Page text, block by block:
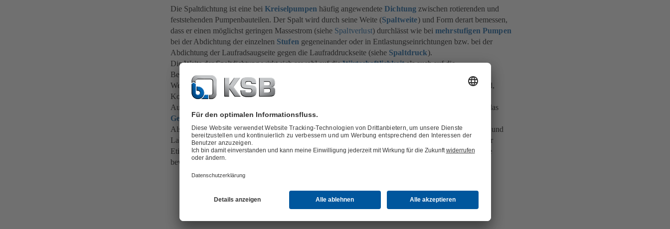
Die Spaltdichtung ist eine bei Kreiselpumpen häufig angewendeteDichtung zwischen rotierenden und
feststehenden Pumpenbauteilen. Der Spalt wird durch seine Weite (Spaltweite) und Form derart bemessen,
dass er einen möglichst geringen Massestrom (siehe Spaltverlust) durchlässt wie bei mehrstufigen Pumpen
bei der Abdichtung der einzelnen Stufen gegeneinander oder in Entlastungseinrichtungen bzw. bei der
Abdichtung der Laufradsaugseite gegen die Laufraddruckseite (siehe Spaltdruck).
Die Weite der Spaltdichtung wirkt sich sowohl auf dieWirtschaftlichkeitals auch auf die
Betriebssicherheit einer Kreiselpumpe aus und richtet sich nach folgenden Einflüssen:
Wellendurchbiegungen, (auch selbsterregte)
, Art der Flüssigkeit, Verschmutzungsgrad,
Korngröße der Schmutzteile (siehe
Ausdehnungen der rotierenden und feststehenden Bauteile die Spaltweite verändern, aber auch u. U. das
Gehäuseverkrümmen.
Als Formen der Spaltdichtung treten in der Kreiselpumpentechnik hauptsächlich glatte Spalte, Stufen- und
Labyrinthspalte auf. Bei Verstopfungsgefahr wie in den Flaschenreinigungsanlagen beim Abspülen der
Etiketten haben sich ballige (nach außen gewölbt) und konische (in der Form eines Drehkegels) Spalte
bewährt.